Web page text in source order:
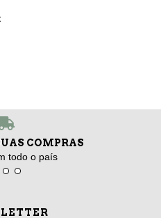
COMPRAS
todo o país